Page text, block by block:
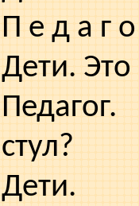
П е д а г
Дети.
стул?
Дети.